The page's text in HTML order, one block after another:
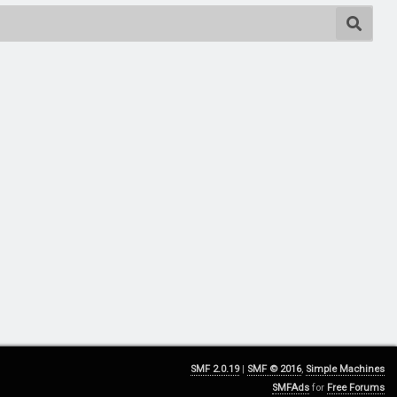
SMF 2.0.19| SMF © 2016, Simple Machines
SMFAds for Free Forums